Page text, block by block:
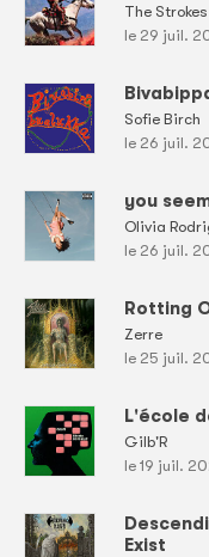
The Strokes
le 29 juil.
Sofie Birch
le 26 juil.
you
Olivia
le 26 juil.
Rotting
Zerre
le 25 juil.
L'école
Gilb'R
le 19 juil.
Exist